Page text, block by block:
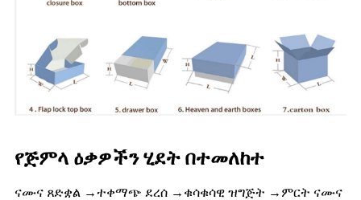
የጅምላ ዕቃዎችን ሂደት በተመለከተ
ናሙና ጸድቋል →ተቀማጭ ደረሰ →ቁሳቁሳዊ ዝግጅት →ምርት ናሙና